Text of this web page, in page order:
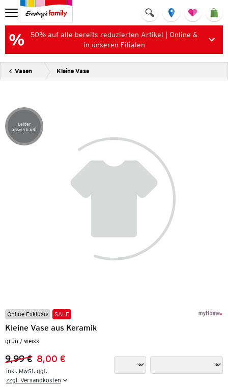
50% auf alle bereits reduzierten Artikel | Online &
in unseren Filialen
Vasen Kleine Vase
Artikel leider ausverkauft
Leider
ausverkauft
Online Exklusiv SALE
Kleine Vase aus Keramik
grün / weiss
Vorheriger Preis:
9,99 €
Neuer Preis:
8,00 €
inkl. MwSt. ggf.
zzgl. Versandkosten